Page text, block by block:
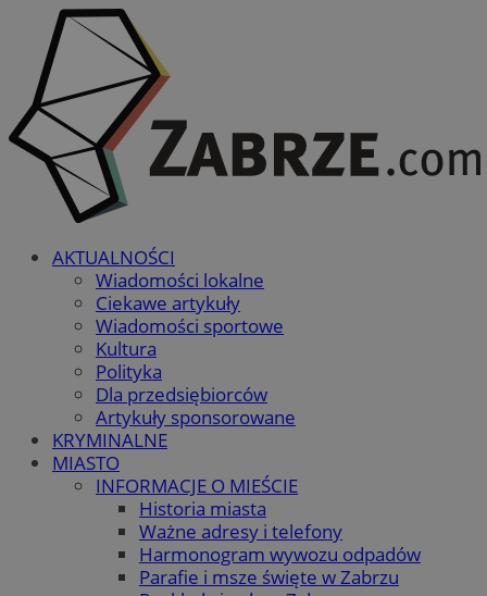
AKTUALNOŚCI
Wiadomości lokalne
Ciekawe artykuły
Wiadomości sportowe
Kultura
Polityka
Dla przedsiębiorców
Artykuły sponsorowane
KRYMINALNE
MIASTO
INFORMACJE O MIEŚCIE
Historia miasta
Ważne adresy i telefony
Harmonogram wywozu odpadów
Parafie i msze święte w Zabrzu